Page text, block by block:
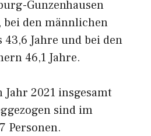
Gunzenhausen
bei den männlichen
43,6 Jahre und bei den
46,1 Jahre.
2021 insgesamt
sind im
Personen.